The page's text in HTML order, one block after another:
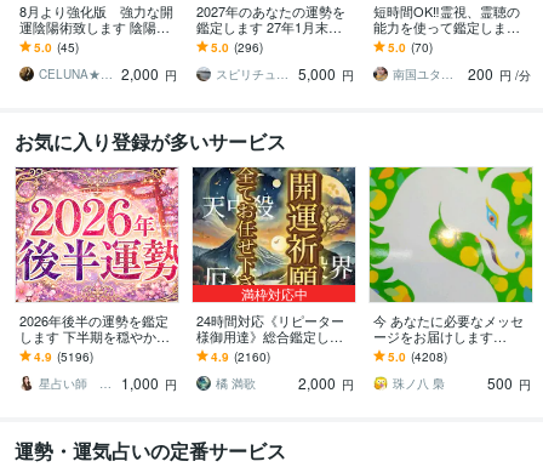
8月より強化版 強力な開
運陰陽術致します 陰陽師
による強力な術にてご希
望の開運術を致します
5.0 (45)
CELUNA★ご依頼多数につき対応遅延有 2,000 円
2027年のあなたの運勢を
鑑定します 27年1月末日
まで☆いい年にしたい
ね。恋愛、結婚、仕事、
お金
5.0 (296)
スピリチュアルカウンセラー沙耶美
5,000 円
短時間OK‼︎霊視、霊聴の
能力を使って鑑定します
オラクルカードと霊視で
お悩みを解決へと導きま
す
5.0 (70)
南国ユタの末裔占い師✴︎リン
200 円 /分
お気に入り登録が多いサービス
2026年後半の運勢を鑑定
します 下半期を穏やかに
進む道しるべに
4.9 (5196)
星占い師 レイリィアス
1,000 円
満枠対応中
24時間対応《リピーター
様御用達》総合鑑定しま
す 霊視鑑定＋極ヒーリン
グの無料サポート付き！
4.9 (2160)
橘 満歌
2,000 円
今 あなたに必要なメッセ
ージをお届けします
⭐️【アファメーション付
き】⭐️オラクルカード 簡
易版⭐️
5.0 (4208)
珠ノ八 梟
500 円
運勢・運気占いの定番サービス